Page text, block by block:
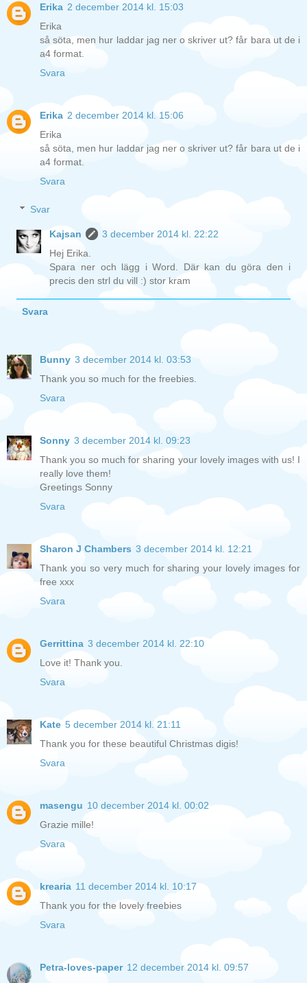
Erika 2 december 2014 kl. 15:03
Erika
så söta, men hur laddar jag ner o skriver ut? får bara ut de i
a4 format.
Svara
Erika 2 december 2014 kl. 15:06
Erika
så söta, men hur laddar jag ner o skriver ut? får bara ut de i
a4 format.
Svara
Svar
Kajsan
3 december 2014 kl. 22:22
Hej Erika.
Spara ner och lägg i Word. Där kan du göra den i
precis den strl du vill :) stor kram
Svara
Bunny 3 december 2014 kl. 03:53
Thank you so much for the freebies.
Svara
Sonny 3 december 2014 kl. 09:23
Thank you so much for sharing your lovely images with us! I
really love them!
Greetings Sonny
Svara
Sharon J Chambers 3 december 2014 kl. 12:21
Thank you so very much for sharing your lovely images for
free xxx
Svara
Gerrittina 3 december 2014 kl. 22:10
Love it! Thank you.
Svara
Kate 5 december 2014 kl. 21:11
Thank you for these beautiful Christmas digis!
Svara
masengu 10 december 2014 kl. 00:02
Grazie mille!
Svara
krearia 11 december 2014 kl. 10:17
Thank you for the lovely freebies
Svara
Petra-loves-paper 12 december 2014 kl. 09:57